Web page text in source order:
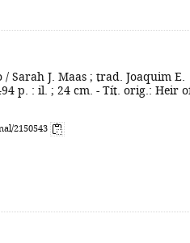
/ Sarah J. Maas ; trad. Joaquim E.
p. : il. ; 24 cm. - Tít. orig.: Heir
2150543